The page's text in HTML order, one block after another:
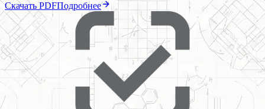
Скачать PDFПодробнее